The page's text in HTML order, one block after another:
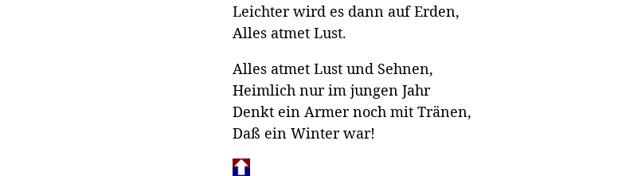
Leichter wird es dann auf Erden,
Alles atmet Lust.
Alles atmet Lust und Sehnen,
Heimlich nur im jungen Jahr
Denkt ein Armer noch mit Tränen,
Daß ein Winter war!